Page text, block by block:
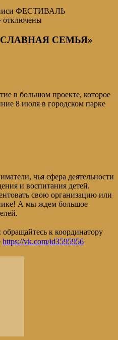
ФЕСТИВАЛЬ
отключены
СЕМЬЯ»
в большом проекте, которое
8 июля в городском парке
чья сфера деятельности
и воспитания детей.
свою организацию или
А мы ждем большое
к координатору
https://vk.com/id3595956